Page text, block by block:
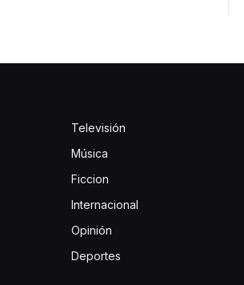
Televisión
Música
Ficcion
Internacional
Opinión
Deportes